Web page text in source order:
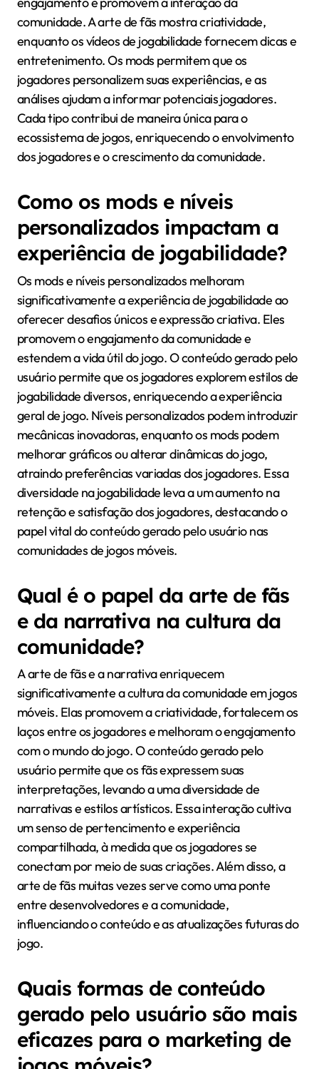
comunidade. A arte de fãs mostra criatividade,
enquanto os vídeos de jogabilidade fornecem dicas e
entretenimento. Os mods permitem que os
jogadores personalizem suas experiências, e as
análises ajudam a informar potenciais jogadores.
Cada tipo contribui de maneira única para o
ecossistema de jogos, enriquecendo o envolvimento
dos jogadores e o crescimento da comunidade.
Como os mods e níveis
personalizados impactam a
experiência de jogabilidade?
Os mods e níveis personalizados melhoram
significativamente a experiência de jogabilidade ao
oferecer desafios únicos e expressão criativa. Eles
promovem o engajamento da comunidade e
estendem a vida útil do jogo. O conteúdo gerado pelo
usuário permite que os jogadores explorem estilos de
jogabilidade diversos, enriquecendo a experiência
geral de jogo. Níveis personalizados podem introduzir
mecânicas inovadoras, enquanto os mods podem
melhorar gráficos ou alterar dinâmicas do jogo,
atraindo preferências variadas dos jogadores. Essa
diversidade na jogabilidade leva a um aumento na
retenção e satisfação dos jogadores, destacando o
papel vital do conteúdo gerado pelo usuário nas
comunidades de jogos móveis.
Qual é o papel da arte de fãs
e da narrativa na cultura da
comunidade?
A arte de fãs e a narrativa enriquecem
significativamente a cultura da comunidade em jogos
móveis. Elas promovem a criatividade, fortalecem os
laços entre os jogadores e melhoram o engajamento
com o mundo do jogo. O conteúdo gerado pelo
usuário permite que os fãs expressem suas
interpretações, levando a uma diversidade de
narrativas e estilos artísticos. Essa interação cultiva
um senso de pertencimento e experiência
compartilhada, à medida que os jogadores se
conectam por meio de suas criações. Além disso, a
arte de fãs muitas vezes serve como uma ponte
entre desenvolvedores e a comunidade,
influenciando o conteúdo e as atualizações futuras do
jogo.
Quais formas de conteúdo
gerado pelo usuário são mais
eficazes para o marketing de